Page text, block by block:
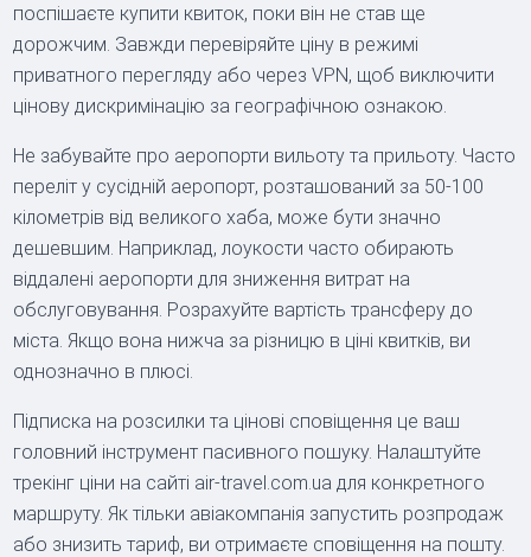
поспішаєте купити квиток, поки він не став ще
дорожчим. Завжди перевіряйте ціну в режимі
приватного перегляду або через VPN, щоб виключити
цінову дискримінацію за географічною ознакою.
Не забувайте про аеропорти вильоту та прильоту. Часто
переліт у сусідній аеропорт, розташований за 50-100
кілометрів від великого хаба, може бути значно
дешевшим. Наприклад, лоукости часто обирають
віддалені аеропорти для зниження витрат на
обслуговування. Розрахуйте вартість трансферу до
міста. Якщо вона нижча за різницю в ціні квитків, ви
однозначно в плюсі.
Підписка на розсилки та цінові сповіщення це ваш
головний інструмент пасивного пошуку. Налаштуйте
трекінг ціни на сайті air-travel.com.ua для конкретного
маршруту. Як тільки авіакомпанія запустить розпродаж
або знизить тариф, ви отримаєте сповіщення на пошту.